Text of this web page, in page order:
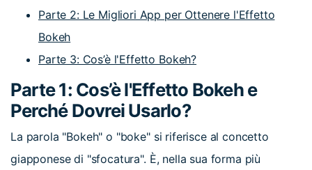
Parte 2: Le Migliori App per Ottenere l'Effetto
Bokeh
Parte 3: Cos’è l'Effetto Bokeh?
Parte 1: Cos’è l'Effetto Bokeh e
Perché Dovrei Usarlo?
La parola "Bokeh" o "boke" si riferisce al concetto
giapponese di "sfocatura". È, nella sua forma più